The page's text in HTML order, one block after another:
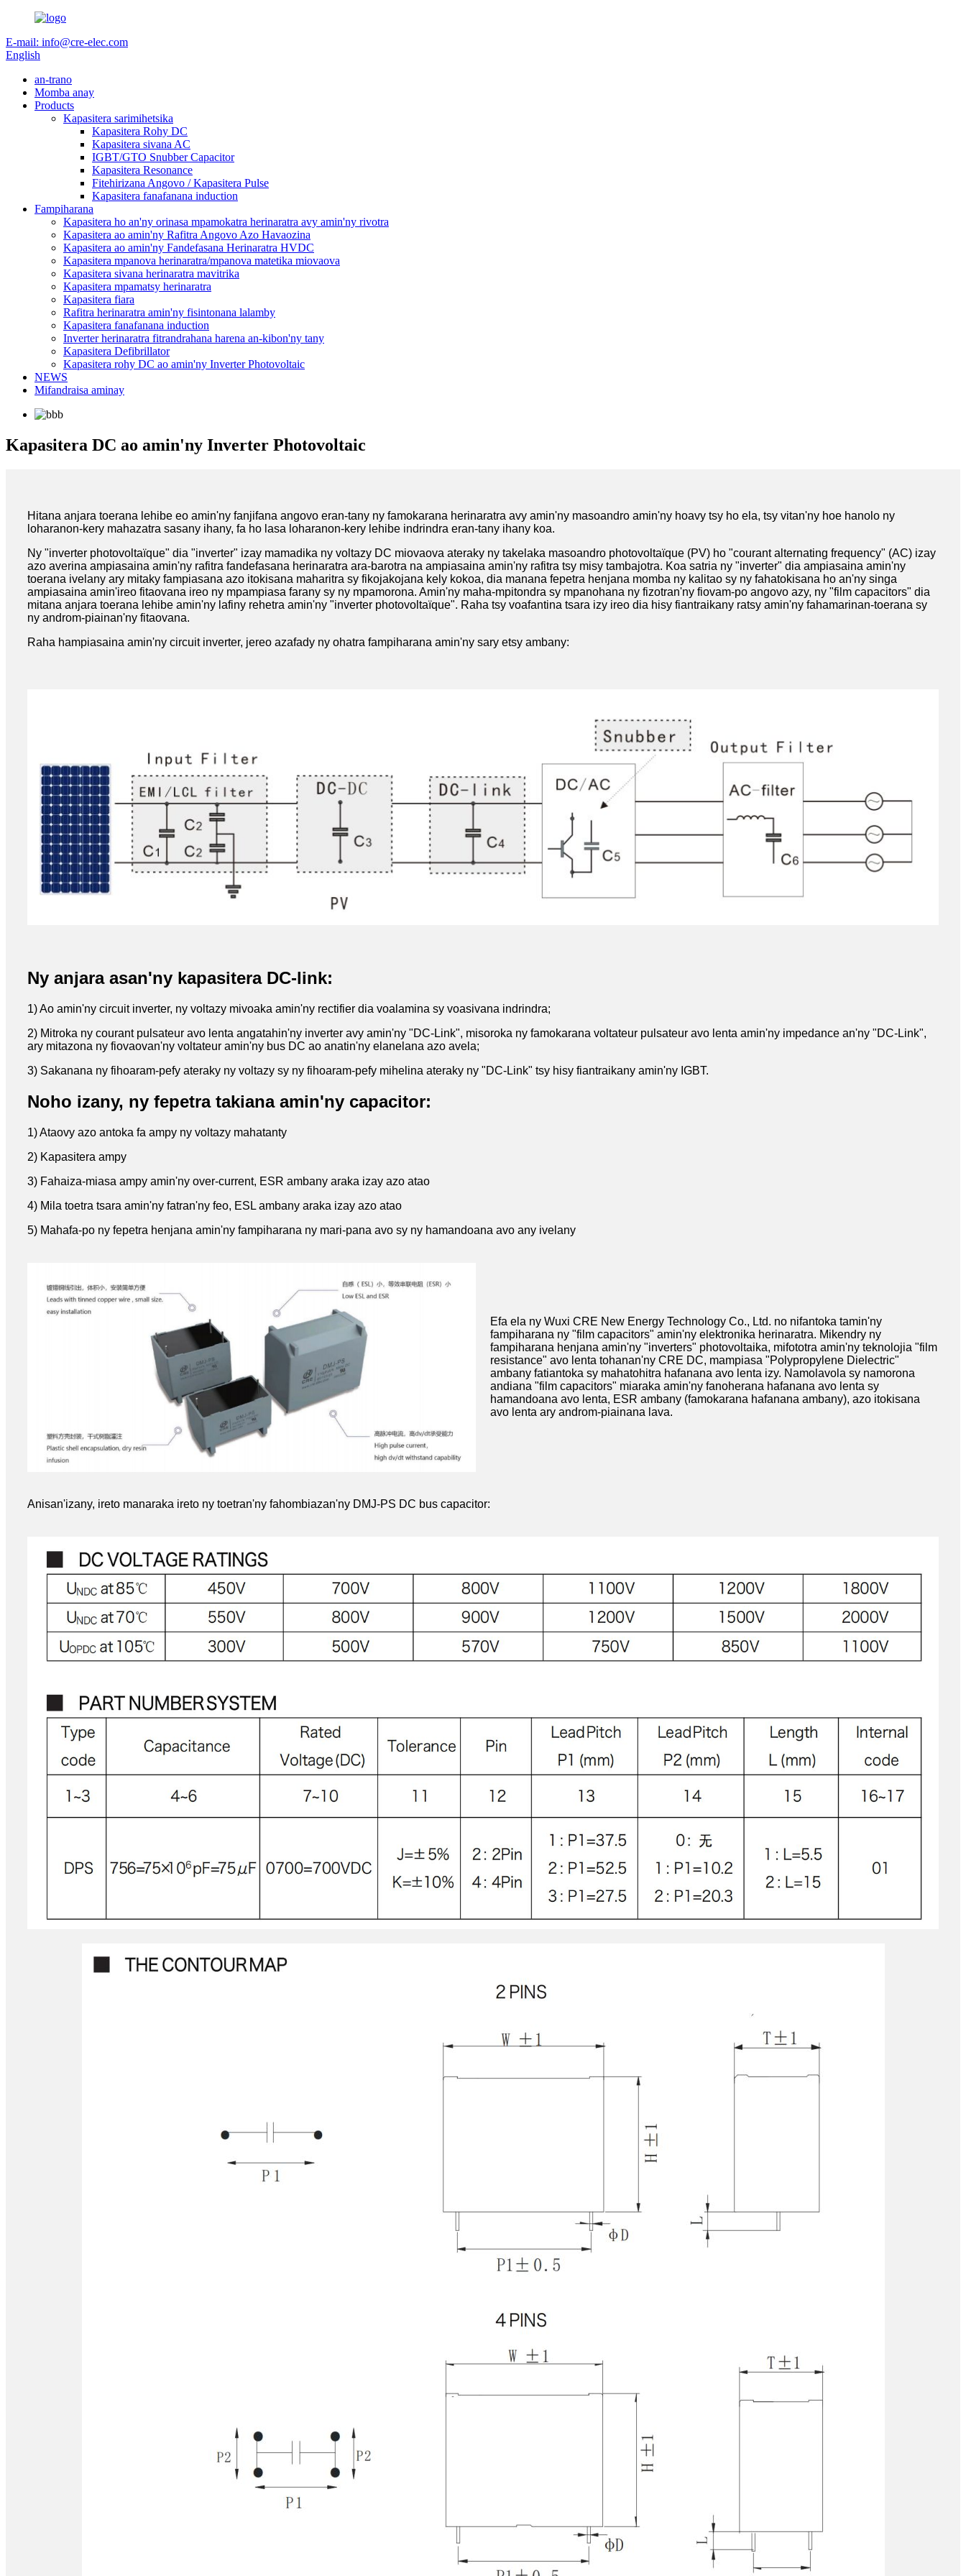
E-mail: info@cre-elec.com
English
an-trano
Momba anay
Products
Kapasitera sarimihetsika
Kapasitera Rohy DC
Kapasitera sivana AC
IGBT/GTO Snubber Capacitor
Kapasitera Resonance
Fitehirizana Angovo / Kapasitera Pulse
Kapasitera fanafanana induction
Fampiharana
Kapasitera ho an'ny orinasa mpamokatra herinaratra avy amin'ny rivotra
Kapasitera ao amin'ny Rafitra Angovo Azo Havaozina
Kapasitera ao amin'ny Fandefasana Herinaratra HVDC
Kapasitera mpanova herinaratra/mpanova matetika miovaova
Kapasitera sivana herinaratra mavitrika
Kapasitera mpamatsy herinaratra
Kapasitera fiara
Rafitra herinaratra amin'ny fisintonana lalamby
Kapasitera fanafanana induction
Inverter herinaratra fitrandrahana harena an-kibon'ny tany
Kapasitera Defibrillator
Kapasitera rohy DC ao amin'ny Inverter Photovoltaic
NEWS
Mifandraisa aminay
Kapasitera DC ao amin'ny Inverter Photovoltaic
Hitana anjara toerana lehibe eo amin'ny fanjifana angovo eran-tany ny famokarana herinaratra avy amin'ny masoandro amin'ny hoavy tsy ho ela, tsy vitan'ny hoe hanolo ny
loharanon-kery mahazatra sasany ihany, fa ho lasa loharanon-kery lehibe indrindra eran-tany ihany koa.
Ny "inverter photovoltaïque" dia "inverter" izay mamadika ny voltazy DC miovaova ateraky ny takelaka masoandro photovoltaïque (PV) ho "courant alternating frequency" (AC) izay
azo averina ampiasaina amin'ny rafitra fandefasana herinaratra ara-barotra na ampiasaina amin'ny rafitra tsy misy tambajotra. Koa satria ny "inverter" dia ampiasaina amin'ny
toerana ivelany ary mitaky fampiasana azo itokisana maharitra sy fikojakojana kely kokoa, dia manana fepetra henjana momba ny kalitao sy ny fahatokisana ho an'ny singa
ampiasaina amin'ireo fitaovana ireo ny mpampiasa farany sy ny mpamorona. Amin'ny maha-mpitondra sy mpanohana ny fizotran'ny fiovam-po angovo azy, ny "film capacitors" dia
mitana anjara toerana lehibe amin'ny lafiny rehetra amin'ny "inverter photovoltaïque". Raha tsy voafantina tsara izy ireo dia hisy fiantraikany ratsy amin'ny fahamarinan-toerana sy
ny androm-piainan'ny fitaovana.
Raha hampiasaina amin'ny circuit inverter, jereo azafady ny ohatra fampiharana amin'ny sary etsy ambany:
Ny anjara asan'ny kapasitera DC-link:
1) Ao amin'ny circuit inverter, ny voltazy mivoaka amin'ny rectifier dia voalamina sy voasivana indrindra;
2) Mitroka ny courant pulsateur avo lenta angatahin'ny inverter avy amin'ny "DC-Link", misoroka ny famokarana voltateur pulsateur avo lenta amin'ny impedance an'ny "DC-Link",
ary mitazona ny fiovaovan'ny voltateur amin'ny bus DC ao anatin'ny elanelana azo avela;
3) Sakanana ny fihoaram-pefy ateraky ny voltazy sy ny fihoaram-pefy mihelina ateraky ny "DC-Link" tsy hisy fiantraikany amin'ny IGBT.
Noho izany, ny fepetra takiana amin'ny capacitor:
1) Ataovy azo antoka fa ampy ny voltazy mahatanty
2) Kapasitera ampy
3) Fahaiza-miasa ampy amin'ny over-current, ESR ambany araka izay azo atao
4) Mila toetra tsara amin'ny fatran'ny feo, ESL ambany araka izay azo atao
5) Mahafa-po ny fepetra henjana amin'ny fampiharana ny mari-pana avo sy ny hamandoana avo any ivelany
Efa ela ny Wuxi CRE New Energy Technology Co., Ltd. no nifantoka tamin'ny
fampiharana ny "film capacitors" amin'ny elektronika herinaratra. Mikendry ny
fampiharana henjana amin'ny "inverters" photovoltaika, mifototra amin'ny teknolojia "film
resistance" avo lenta tohanan'ny CRE DC, mampiasa "Polypropylene Dielectric"
ambany fatiantoka sy mahatohitra hafanana avo lenta izy. Namolavola sy namorona
andiana "film capacitors" miaraka amin'ny fanoherana hafanana avo lenta sy
hamandoana avo lenta, ESR ambany (famokarana hafanana ambany), azo itokisana
avo lenta ary androm-piainana lava.
Anisan'izany, ireto manaraka ireto ny toetran'ny fahombiazan'ny DMJ-PS DC bus capacitor: